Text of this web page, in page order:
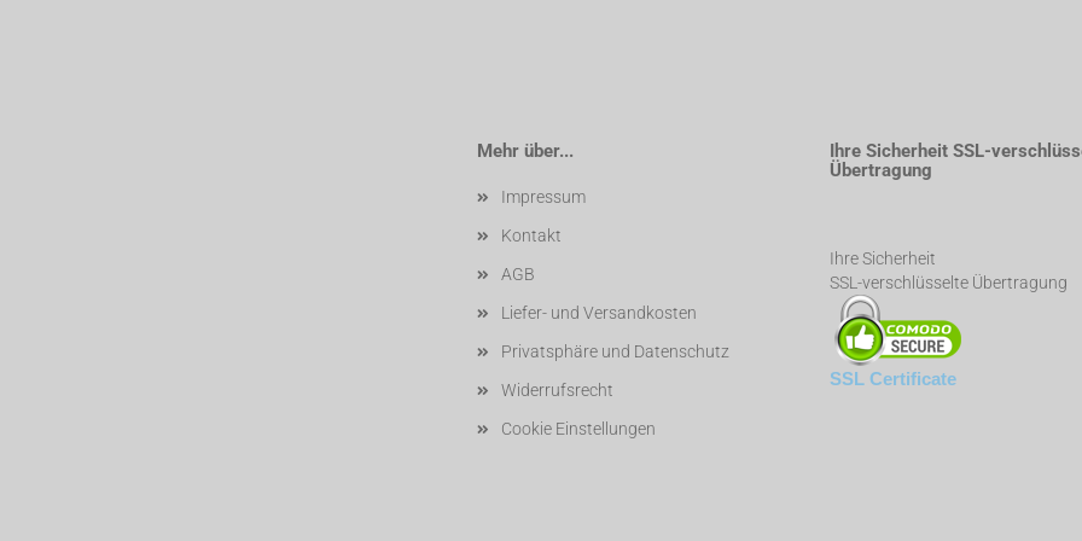
Mehr über...
Impressum
Kontakt
AGB
Liefer- und Versandkosten
Privatsphäre und Datenschutz
Widerrufsrecht
Cookie Einstellungen
Ihre Sicherheit SSL-
Übertragung
Ihre Sicherheit
SSL-verschlüsselte Übertragung
SSL Certificate